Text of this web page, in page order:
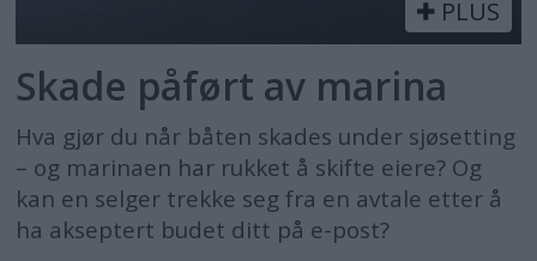
PLUS
Skade påført av marina
Hva gjør du når båten skades under sjøsetting
– og marinaen har rukket å skifte eiere? Og
kan en selger trekke seg fra en avtale etter å
ha akseptert budet ditt på e-post?